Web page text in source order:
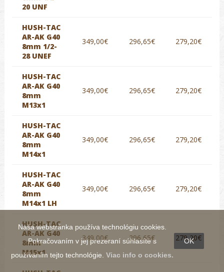
20 UNF
HUSH-TAC
AR-AK G40
8mm 1/2-
28 UNEF
349,00€ 296,65€ 279,20€
HUSH-TAC
AR-AK G40
8mm
M13x1
349,00€ 296,65€ 279,20€
HUSH-TAC
AR-AK G40
8mm
M14x1
349,00€ 296,65€ 279,20€
HUSH-TAC
AR-AK G40
8mm
M14x1 LH
349,00€ 296,65€ 279,20€
HUSH-TAC
AR-AK G40
8mm
M15x1
349,00€ 296,65€ 279,20€
Naša webstránka používa technológiu cookies.
Pokračovaním v jej prezeraní súhlasíte s
používaním tejto technológie. Viac info o cookies.
OK